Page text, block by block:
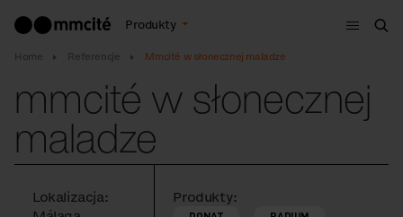
Produkty
Menu
Home Referencje Mmcité w słonecznej maladze
mmcité w słonecznej
maladze
Lokalizacja:
Produkty: